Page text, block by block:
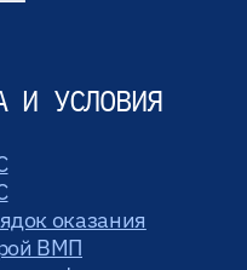
И УСЛОВИЯ
оказания
ВМП